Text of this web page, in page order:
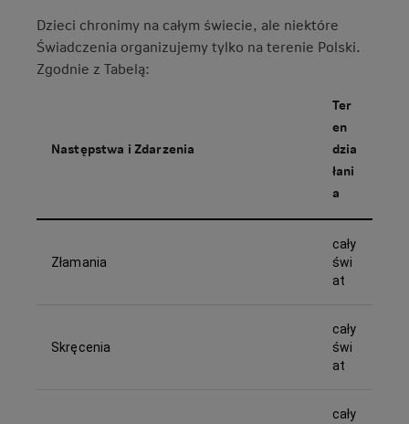
Dzieci chronimy na całym świecie, ale niektóre
Świadczenia organizujemy tylko na terenie Polski.
Zgodnie z Tabelą:
Następstwa i Zdarzenia
Ter
en
dzia
łani
a
Złamania
cały
świ
at
Skręcenia
cały
świ
at
cały